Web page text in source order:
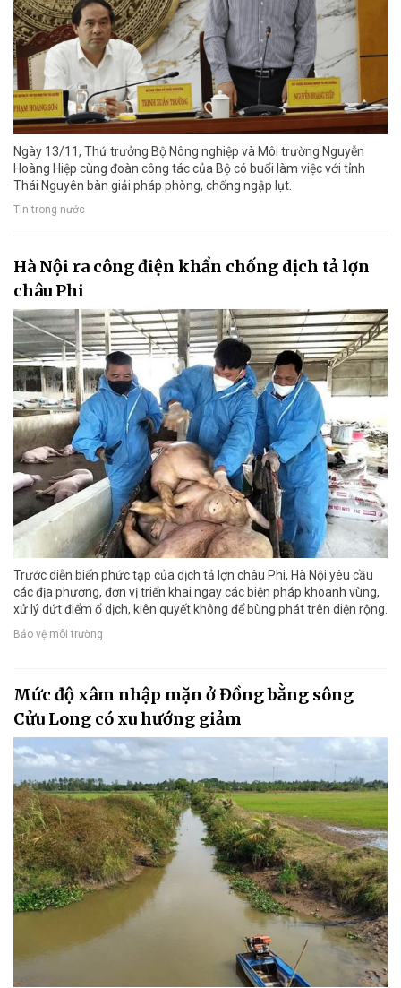
Ngày 13/11, Thứ trưởng Bộ Nông nghiệp và Môi trường Nguyễn
Hoàng Hiệp cùng đoàn công tác của Bộ có buổi làm việc với tỉnh
Thái Nguyên bàn giải pháp phòng, chống ngập lụt.
Tin trong nước
Hà Nội ra công điện khẩn chống dịch tả lợn
châu Phi
Trước diễn biến phức tạp của dịch tả lợn châu Phi, Hà Nội yêu cầu
các địa phương, đơn vị triển khai ngay các biện pháp khoanh vùng,
xử lý dứt điểm ổ dịch, kiên quyết không để bùng phát trên diện rộng.
Bảo vệ môi trường
Mức độ xâm nhập mặn ở Đồng bằng sông
Cửu Long có xu hướng giảm